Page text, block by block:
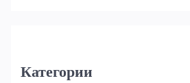
Категории